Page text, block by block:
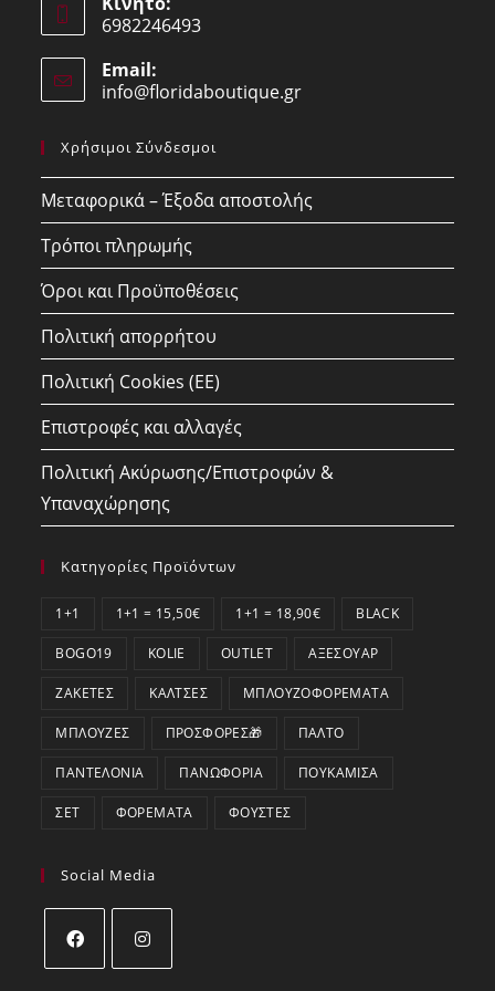
in
your
application
6982246493
in
your
Email:
info@floridaboutique.grOpens
Χρήσιμοι Σύνδεσμοι
Μεταφορικά – Έξοδα αποστολής
Τρόποι πληρωμής
Όροι και Προϋποθέσεις
Πολιτική απορρήτου
Πολιτική Cookies (ΕΕ)
Επιστροφές και αλλαγές
Πολιτική Ακύρωσης/Επιστροφών &
Υπαναχώρησης
Κατηγορίες Προϊόντων
1+1 1+1 = 15,50€ 1+1 = 18,90€ BLACK
BOGO19 KOLIE OUTLET ΑΞΕΣΟΥΆΡ
ΖΑΚΈΤΕΣ ΚΆΛΤΣΕΣ ΜΠΛΟΥΖΟΦΟΡΈΜΑΤΑ
ΜΠΛΟΎΖΕΣ ΠΡΟΣΦΟΡΕΣ🎁 ΠΑΛΤΌ
ΠΑΝΤΕΛΌΝΙΑ ΠΑΝΩΦΌΡΙΑ ΠΟΥΚΆΜΙΣΑ
ΣΕΤ ΦΟΡΈΜΑΤΑ ΦΟΎΣΤΕΣ
Social Media